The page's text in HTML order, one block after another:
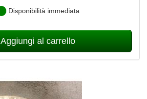
Disponibilità immediata
Aggiungi al carrello